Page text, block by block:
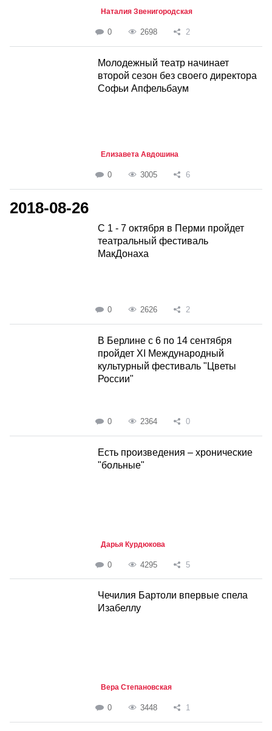
Наталия Звенигородская
0 2698 2
Молодежный театр начинает
второй сезон без своего директора
Софьи Апфельбаум
Елизавета Авдошина
0 3005 6
2018-08-26
С 1 - 7 октября в Перми пройдет
театральный фестиваль
МакДонаха
0 2626 2
В Берлине с 6 по 14 сентября
пройдет XI Международный
культурный фестиваль "Цветы
России"
0 2364 0
Есть произведения – хронические
"больные"
Дарья Курдюкова
0 4295 5
Чечилия Бартоли впервые спела
Изабеллу
Вера Степановская
0 3448 1